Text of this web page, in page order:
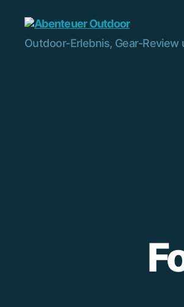
Abenteuer
Outdoor
Outdoor-Erlebnis, Gear-